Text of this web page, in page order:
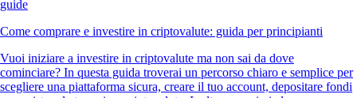
Come comprare e investire in criptovalute: guida per principianti
Vuoi iniziare a investire in criptovalute ma non sai da dove
cominciare? In questa guida troverai un percorso chiaro e semplice per
scegliere una piattaforma sicura, creare il tuo account, depositare fondi